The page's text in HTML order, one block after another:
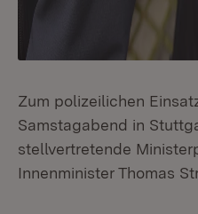
Zum polizeilichen
Samstagabend in
stellvertretende
Innenminister Thomas